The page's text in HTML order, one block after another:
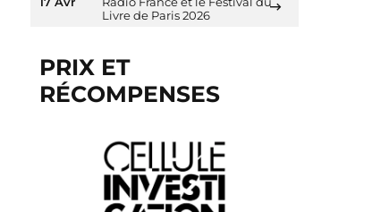
Livre de Paris 2026
PRIX ET
RÉCOMPENSES